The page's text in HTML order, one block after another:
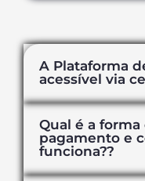
A Plataforma
acessível via
Qual é a forma
pagamento e
funciona??